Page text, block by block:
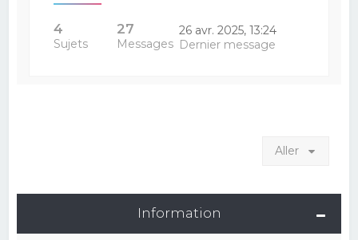
4
Sujets
27
Messages
26 avr. 2025, 13:24
Dernier message
Aller
Information